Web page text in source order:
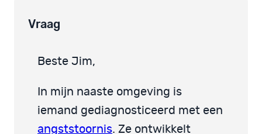
Vraag
Beste Jim,
In mijn naaste omgeving is
iemand gediagnosticeerd met een
angststoornis. Ze ontwikkelt